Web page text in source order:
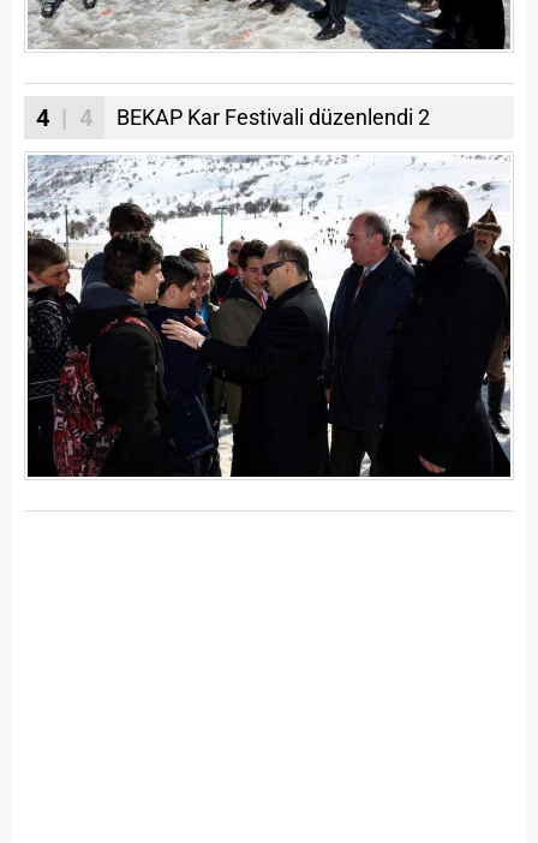
4 | 4 BEKAP Kar Festivali düzenlendi 2